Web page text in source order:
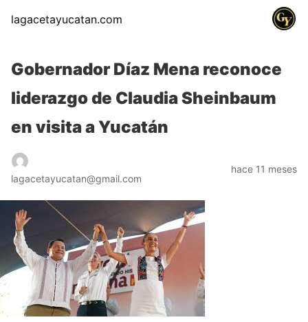
lagacetayucatan.com
Gobernador Díaz Mena reconoce
liderazgo de Claudia Sheinbaum
en visita a Yucatán
lagacetayucatan@gmail.com
hace 11 meses